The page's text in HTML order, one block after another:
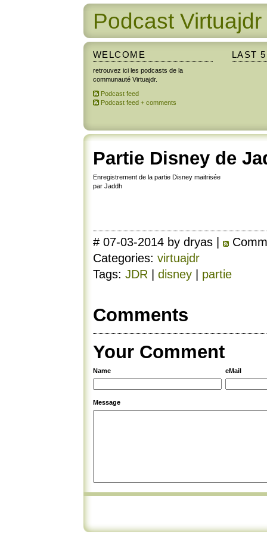
Podcast Virtuajdr
WELCOME
retrouvez ici les podcasts de la
communauté Virtuajdr.
Podcast feed
Podcast feed + comments
LAST
Partie Disney de
Enregistrement de la partie Disney maitrisée
par Jaddh
# 07-03-2014 by dryas |
Categories: virtuajdr
Tags: JDR | disney | partie
Comments
Your Comment
Name eMail
Message